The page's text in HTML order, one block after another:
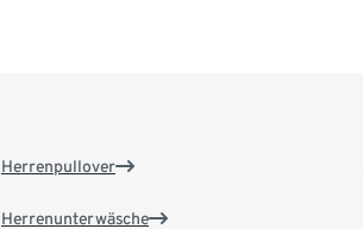
Herrenpullover
Herrenunterwäsche